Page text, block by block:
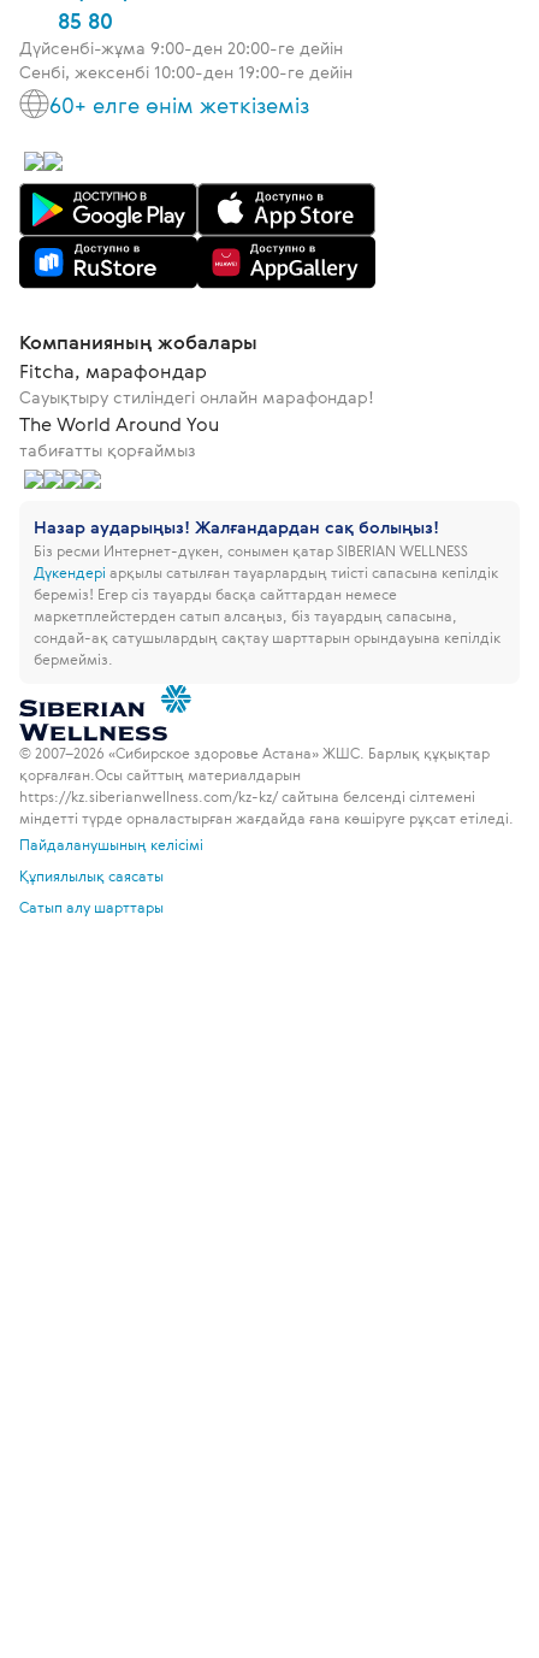
85 80
Дүйсенбі-жұма 9:00-ден 20:00-ге дейін
Сенбі, жексенбі 10:00-ден 19:00-ге дейін
60+ елге өнім жеткіземіз
Компанияның жобалары
Fitcha, марафондар
Сауықтыру стиліндегі онлайн марафондар!
The World Around You
табиғатты қорғаймыз
Назар аударыңыз! Жалғандардан сақ болыңыз!
Біз ресми Интернет-дүкен, сонымен қатар SIBERIAN WELLNESS
Дүкендері арқылы сатылған тауарлардың тиісті сапасына кепілдік
береміз! Егер сіз тауарды басқа сайттардан немесе
маркетплейстерден сатып алсаңыз, біз тауардың сапасына,
сондай-ақ сатушылардың сақтау шарттарын орындауына кепілдік
бермейміз.
© 2007–2026 «Сибирское здоровье Астана» ЖШС. Барлық құқықтар
қорғалған. Осы сайттың материалдарын
https://kz.siberianwellness.com/kz-kz/ сайтына белсенді сілтемені
міндетті түрде орналастырған жағдайда ғана көшіруге рұқсат етіледі.
Пайдаланушының келісімі
Құпиялылық саясаты
Сатып алу шарттары